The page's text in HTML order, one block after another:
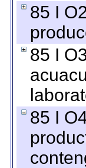
85 I
85 I
85 I